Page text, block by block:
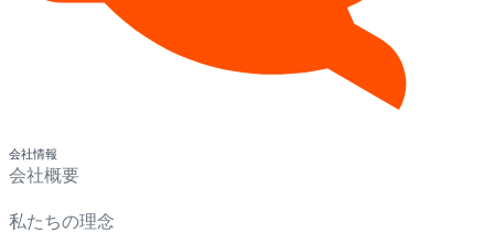
会社情報
会社概要
私たちの理念